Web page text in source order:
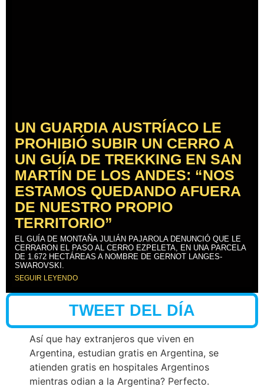
UN GUARDIA AUSTRÍACO LE
PROHIBIÓ SUBIR UN CERRO A
UN GUÍA DE TREKKING EN SAN
MARTÍN DE LOS ANDES: “NOS
ESTAMOS QUEDANDO AFUERA
DE NUESTRO PROPIO
TERRITORIO”
EL GUÍA DE MONTAÑA JULIÁN PAJAROLA DENUNCIÓ QUE LE
CERRARON EL PASO AL CERRO EZPELETA, EN UNA PARCELA
DE 1.672 HECTÁREAS A NOMBRE DE GERNOT LANGES-
SWAROVSKI.
SEGUIR LEYENDO
TWEET DEL DÍA
Así que hay extranjeros que viven en
Argentina, estudian gratis en Argentina, se
atienden gratis en hospitales Argentinos
mientras odian a la Argentina? Perfecto.